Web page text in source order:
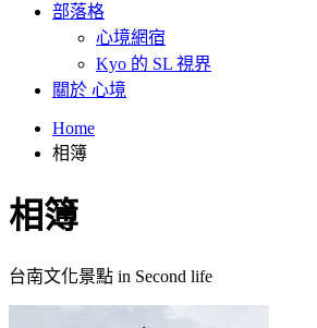
部落格
心境網宿
Kyo 的 SL 視界
關於 心境
Home
相簿
相簿
台南文化景點 in Second life